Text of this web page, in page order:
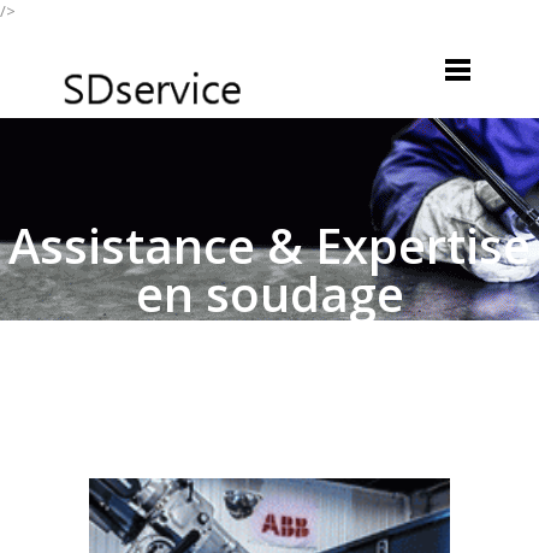
/>
Assistance & Expertise
en soudage